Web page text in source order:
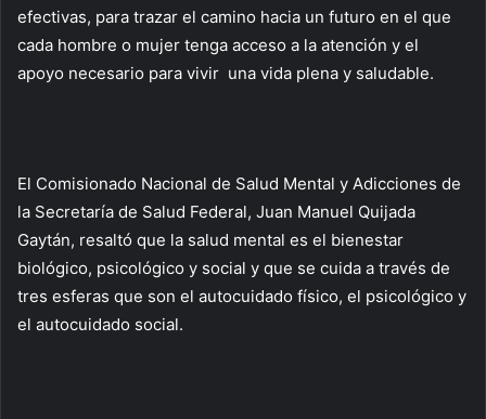
efectivas, para trazar el camino hacia un futuro en el que
cada hombre o mujer tenga acceso a la atención y el
apoyo necesario para vivir una vida plena y saludable.
El Comisionado Nacional de Salud Mental y Adicciones de
la Secretaría de Salud Federal, Juan Manuel Quijada
Gaytán, resaltó que la salud mental es el bienestar
biológico, psicológico y social y que se cuida a través de
tres esferas que son el autocuidado físico, el psicológico y
el autocuidado social.